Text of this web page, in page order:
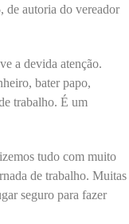
de autoria do vereador
a devida atenção.
bater papo,
trabalho. É um
tudo com muito
de trabalho. Muitas
seguro para fazer